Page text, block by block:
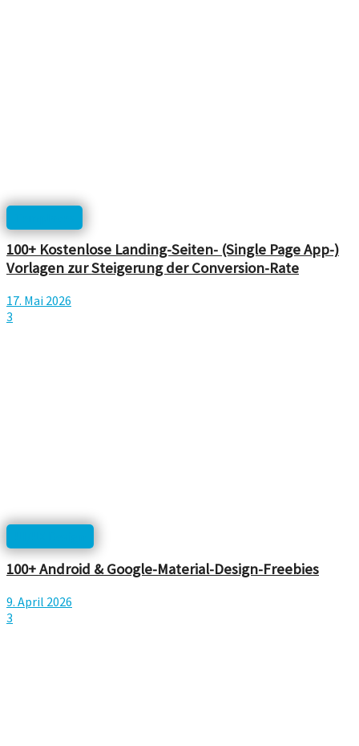
100+ Kostenlose Landing-Seiten- (Single Page App-)
Vorlagen zur Steigerung der Conversion-Rate
17. Mai 2026
3
100+ Android & Google-Material-Design-Freebies
9. April 2026
3